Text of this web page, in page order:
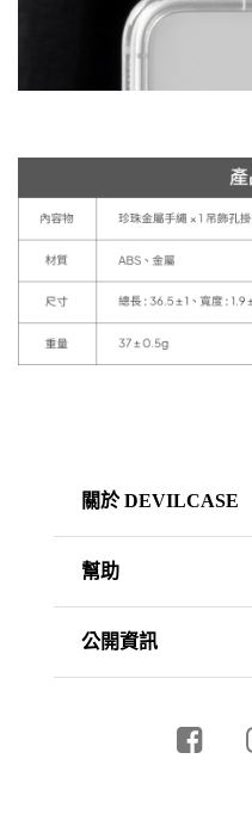
關於 DEVILCASE
幫助
公開資訊